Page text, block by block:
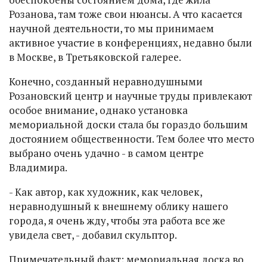
Розанова, там тоже свои нюансы. А что касается
научной деятельности, то мы принимаем
активное участие в конференциях, недавно были
в Москве, в Третьяковской галерее.
Конечно, созданный неравнодушными
Розановский центр и научные труды привлекают
особое внимание, однако установка
мемориальной доски стала бы гораздо большим
достоянием общественности. Тем более что место
выбрано очень удачно - в самом центре
Владимира.
- Как автор, как художник, как человек,
неравнодушный к внешнему облику нашего
города, я очень жду, чтобы эта работа все же
увидела свет, - добавил скульптор.